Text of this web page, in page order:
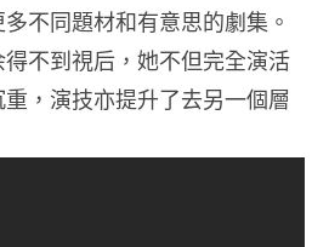
不同題材和有意思的劇集。
不到視后，她不但完全演活
，演技亦提升了去另一個層